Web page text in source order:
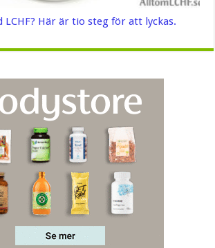
LCHF? Här är tio steg för att lyckas.